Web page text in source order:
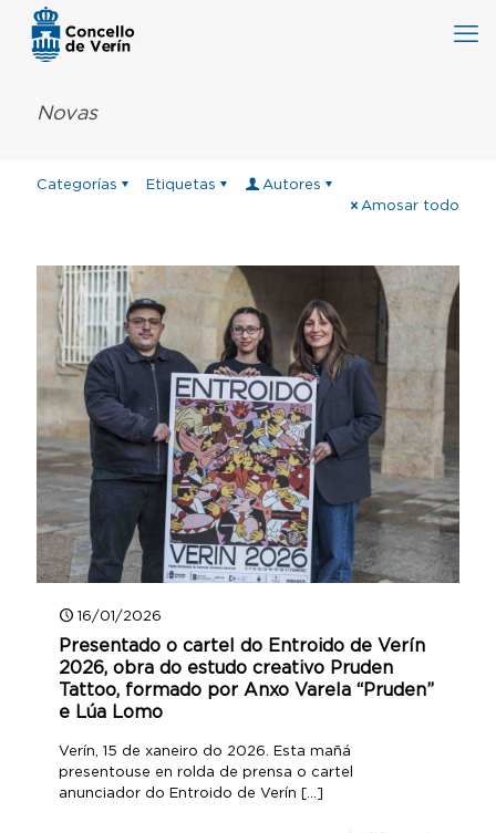
Novas
Categorías Etiquetas
Autores
Amosar todo
16/01/2026
Presentado o cartel do Entroido de Verín
2026, obra do estudo creativo Pruden
Tattoo, formado por Anxo Varela “Pruden”
e Lúa Lomo
Verín, 15 de xaneiro do 2026. Esta mañá
presentouse en rolda de prensa o cartel
anunciador do Entroido de Verín […]